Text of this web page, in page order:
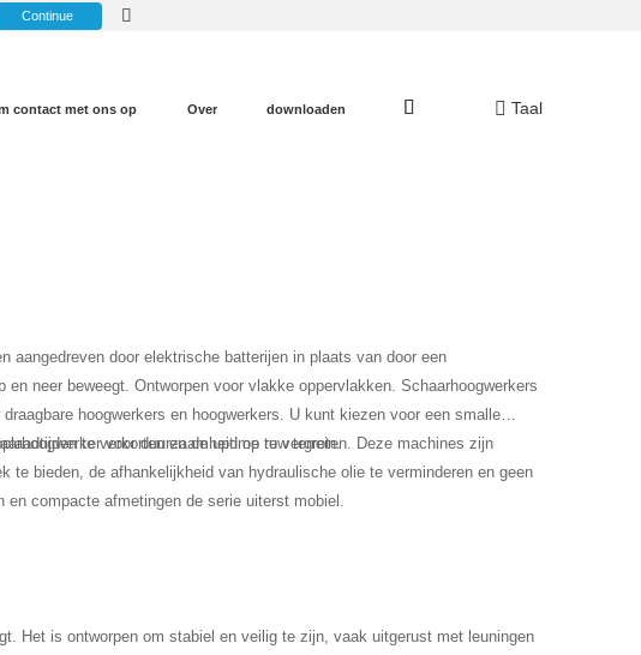
Continue
contact met ons op Over downloaden Taal
aangedreven door elektrische batterijen in plaats van door een
neer beweegt. Ontworpen voor vlakke oppervlakken. Schaarhoogwerkers
hoogwerkers en hoogwerkers. U kunt kiezen voor een smalle
voor duurzaamheid op ruw terrein.
te verkorten en de uptime te vergroten. Deze machines zijn
te bieden, de afhankelijkheid van hydraulische olie te verminderen en geen
compacte afmetingen de serie uiterst mobiel.
Het is ontworpen om stabiel en veilig te zijn, vaak uitgerust met leuningen